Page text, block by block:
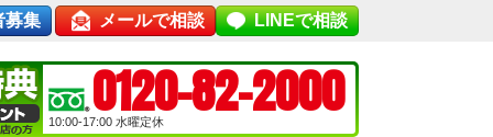
募集 メールで相談 LINEで相談
0120-82-2000
10:00-17:00 水曜定休